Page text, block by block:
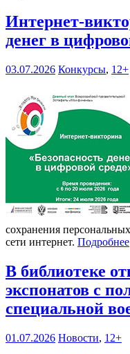
Интернет-
денег в
03.07.2026 Конкурсы, 12+
сохранения
сети интернет. Подробнее
В библиотеке
экспонатов с
специальной
01.07.2026 Новости, 12+